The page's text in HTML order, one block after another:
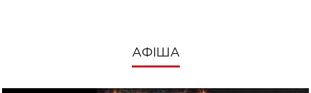
АФІША